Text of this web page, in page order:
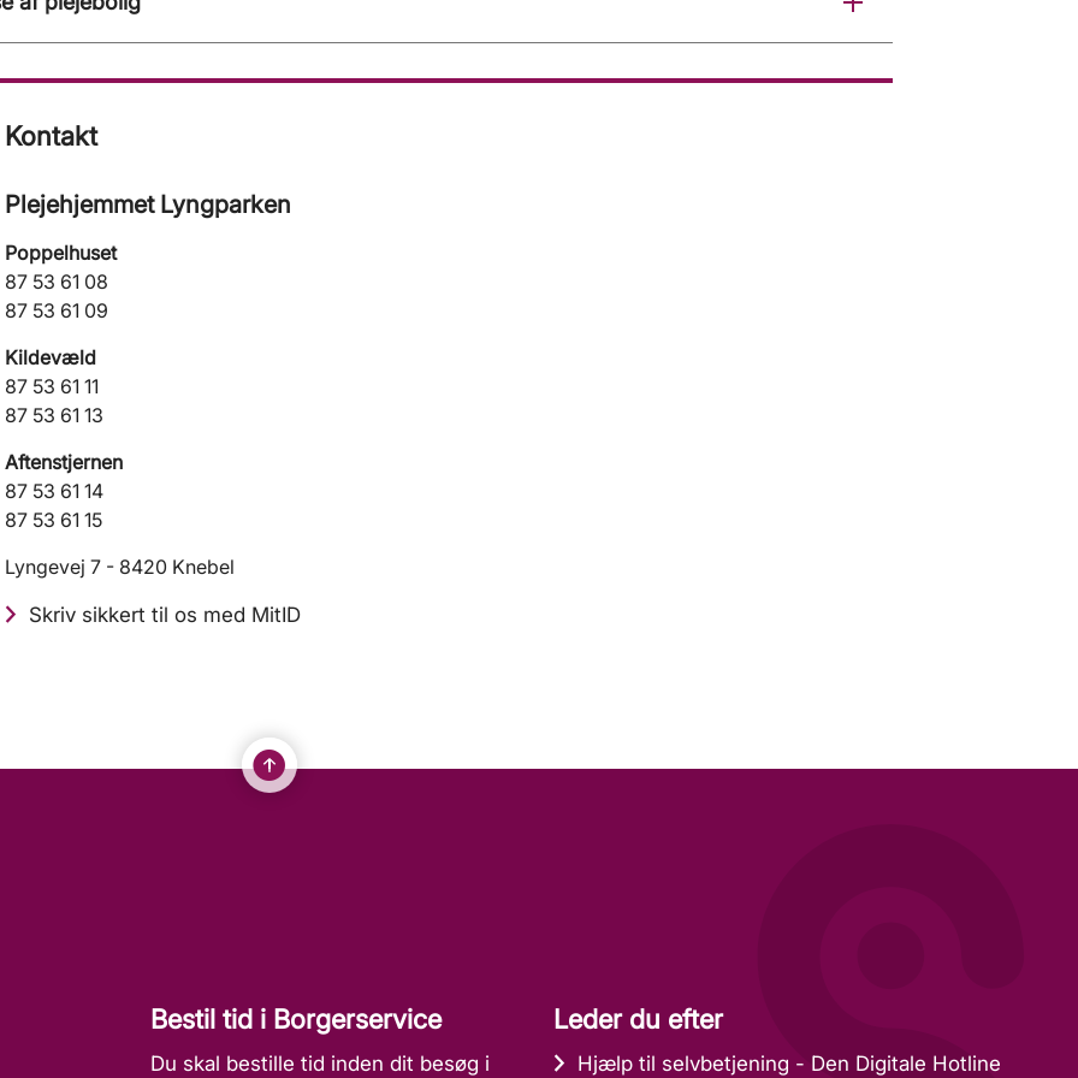
Kontakt
Plejehjemmet Lyngparken
Poppelhuset
87 53 61 08
87 53 61 09
Kildevæld
87 53 61 11
87 53 61 13
Aftenstjernen
87 53 61 14
87 53 61 15
Lyngevej 7 - 8420 Knebel
Skriv sikkert til os med MitID
Bestil tid i Borgerservice
Du skal bestille tid inden dit besøg i
Leder du efter
Hjælp til selvbetjening - Den Digitale Hotline